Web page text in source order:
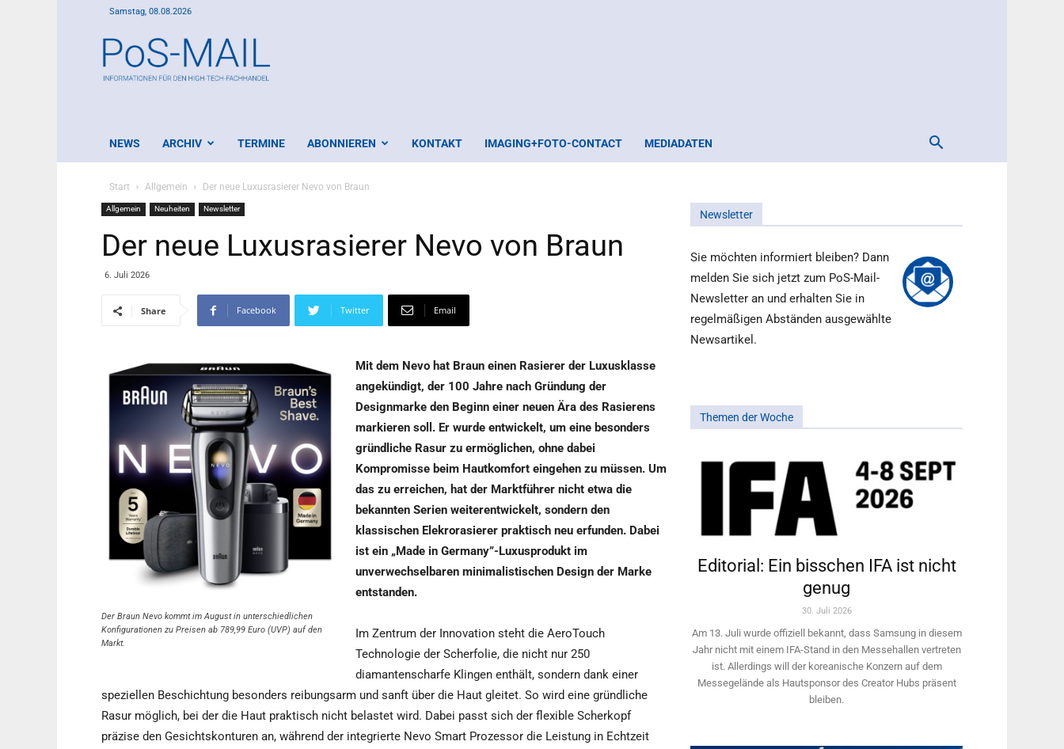
Samstag, 08.08.2026
Mail
NEWS ARCHIV TERMINE ABONNIEREN KONTAKT IMAGING+FOTO-CONTACT MEDIADATEN
Start Allgemein Der neue Luxusrasierer Nevo von Braun
Allgemein Neuheiten Newsletter
Der neue Luxusrasierer Nevo von Braun
6. Juli 2026
Share Facebook Twitter Email
Der Braun Nevo kommt im August in unterschiedlichen
Konfigurationen zu Preisen ab 789,99 Euro (UVP) auf den
Markt.
Mit dem Nevo hat Braun einen Rasierer der Luxusklasse
angekündigt, der 100 Jahre nach Gründung der
Designmarke den Beginn einer neuen Ära des Rasierens
markieren soll. Er wurde entwickelt, um eine besonders
gründliche Rasur zu ermöglichen, ohne dabei
Kompromisse beim Hautkomfort eingehen zu müssen. Um
das zu erreichen, hat der Marktführer nicht etwa die
bekannten Serien weiterentwickelt, sondern den
klassischen Elekrorasierer praktisch neu erfunden. Dabei
ist ein „Made in Germany”-Luxusprodukt im
unverwechselbaren minimalistischen Design der Marke
entstanden.
Im Zentrum der Innovation steht die AeroTouch
Technologie der Scherfolie, die nicht nur 250
diamantenscharfe Klingen enthält, sondern dank einer
speziellen Beschichtung besonders reibungsarm und sanft über die Haut gleitet. So wird eine gründliche
Rasur möglich, bei der die Haut praktisch nicht belastet wird. Dabei passt sich der flexible Scherkopf
präzise den Gesichtskonturen an, während der integrierte Nevo Smart Prozessor die Leistung in Echtzeit
Newsletter
Sie möchten informiert bleiben? Dann
melden Sie sich jetzt zum PoS-Mail-
Newsletter an und erhalten Sie in
regelmäßigen Abständen ausgewählte
Newsartikel.
Themen der Woche
Editorial: Ein bisschen IFA ist nicht
genug
30. Juli 2026
Am 13. Juli wurde offiziell bekannt, dass Samsung in diesem
Jahr nicht mit einem IFA-Stand in den Messehallen vertreten
ist. Allerdings will ­der koreanische Konzern auf dem
Messegelände als Hautsponsor des Creator Hubs präsent
bleiben.